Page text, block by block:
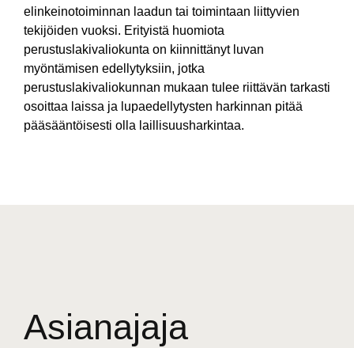
elinkeinotoiminnan laadun tai toimintaan liittyvien
tekijöiden vuoksi. Erityistä huomiota
perustuslakivaliokunta on kiinnittänyt luvan
myöntämisen edellytyksiin, jotka
perustuslakivaliokunnan mukaan tulee riittävän tarkasti
osoittaa laissa ja lupaedellytysten harkinnan pitää
pääsääntöisesti olla laillisuusharkintaa.
Asianajaja